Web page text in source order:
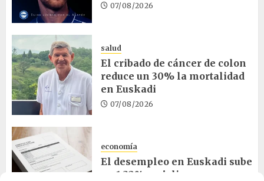
07/08/2026
salud
El cribado de cáncer de colon
reduce un 30% la mortalidad
en Euskadi
07/08/2026
economía
El desempleo en Euskadi sube
un 1,32% en julio